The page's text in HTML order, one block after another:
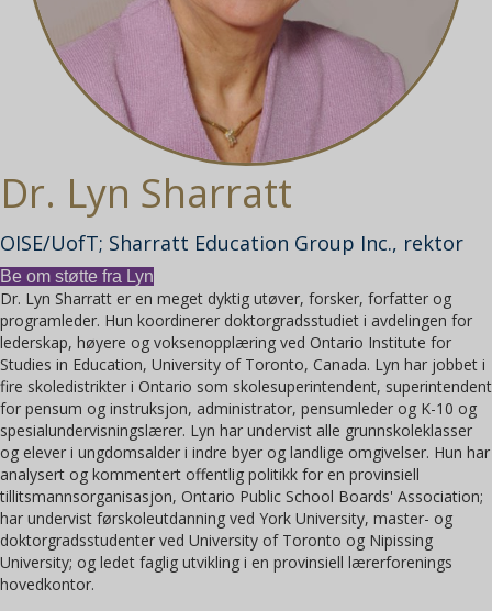
Dr. Lyn Sharratt
OISE/UofT; Sharratt Education Group Inc., rektor
Be om støtte fra Lyn
Dr. Lyn Sharratt er en meget dyktig utøver, forsker, forfatter og
programleder. Hun koordinerer doktorgradsstudiet i avdelingen for
lederskap, høyere og voksenopplæring ved Ontario Institute for
Studies in Education, University of Toronto, Canada. Lyn har jobbet i
fire skoledistrikter i Ontario som skolesuperintendent, superintendent
for pensum og instruksjon, administrator, pensumleder og K-10 og
spesialundervisningslærer. Lyn har undervist alle grunnskoleklasser
og elever i ungdomsalder i indre byer og landlige omgivelser. Hun har
analysert og kommentert offentlig politikk for en provinsiell
tillitsmannsorganisasjon, Ontario Public School Boards' Association;
har undervist førskoleutdanning ved York University, master- og
doktorgradsstudenter ved University of Toronto og Nipissing
University; og ledet faglig utvikling i en provinsiell lærerforenings
hovedkontor.